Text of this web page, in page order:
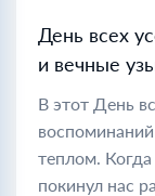
День всех
и вечные
В этот День
теплом.
покинул нас